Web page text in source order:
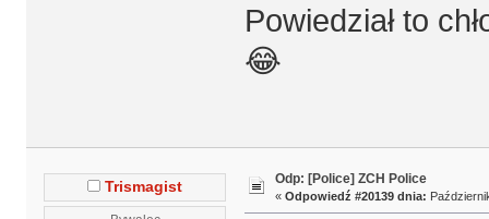
Powiedział to
😂
Trismagist Odp: [Police] ZCH Police
« Odpowiedź #20139 dnia: